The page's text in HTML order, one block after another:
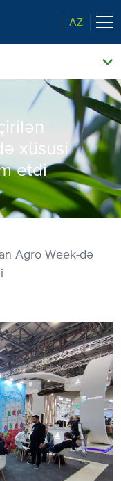
AZ
xüsusi
etdi
Agro Week-də